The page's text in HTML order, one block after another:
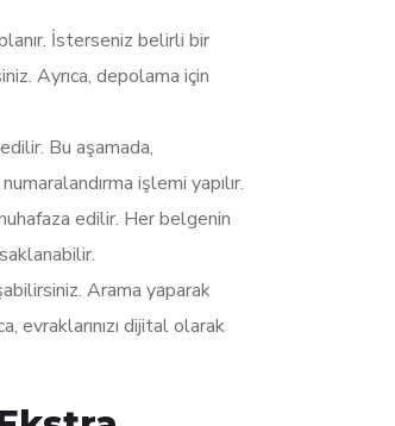
İsterseniz belirli bir
Ayrıca, depolama için
Bu aşamada,
işlemi yapılır.
edilir. Her belgenin
Arama yaparak
evraklarınızı dijital olarak